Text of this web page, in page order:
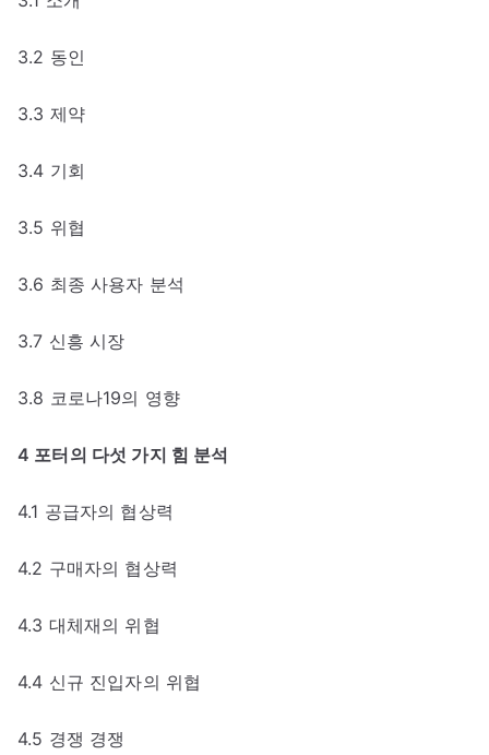
3.2 동인
3.3 제약
3.4 기회
3.5 위협
3.6 최종 사용자 분석
3.7 신흥 시장
3.8 코로나19의 영향
4 포터의 다섯 가지 힘 분석
4.1 공급자의 협상력
4.2 구매자의 협상력
4.3 대체재의 위협
4.4 신규 진입자의 위협
4.5 경쟁 경쟁